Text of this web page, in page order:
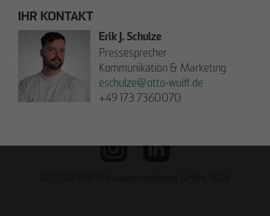
IHR KONTAKT
Erik J. Schulze
Pressesprecher
Kommunikation & Marketing
eschulze@otto-wulff.de
+49 173 7360070
Archenholzstraße 42
22117 Hamburg
Tel. +49 40 736 24-0
E-Mail info @ otto-wulff.de